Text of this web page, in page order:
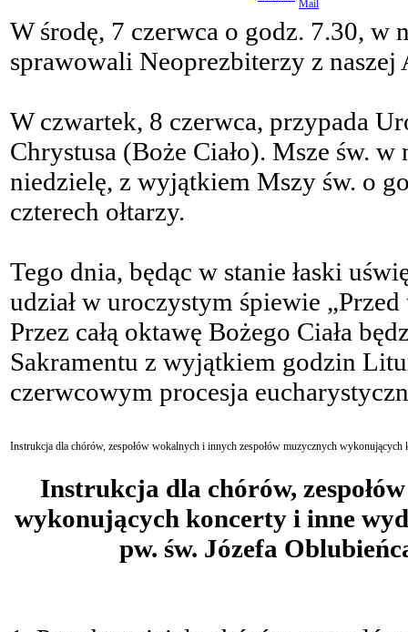
W środę, 7 czerwca o godz. 7.30, w
sprawowali Neoprezbiterzy z
W czwartek, 8 czerwca, przypada
Chrystusa (Boże Ciało). Msze św.
niedzielę, z wyjątkiem Mszy św. o
czterech ołtarzy.
Tego dnia, będąc w stanie łaski
udział w uroczystym śpiewie
Przez całą oktawę Bożego Ciała
Sakramentu z wyjątkiem godzin
czerwcowym procesja
Instrukcja dla chórów, zespołów wokalnych i innych zespołów muzycznych wykonujących
Instrukcja dla chórów,
wykonujących koncerty i inne
pw. św. Józefa